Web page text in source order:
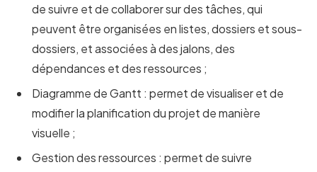
de suivre et de collaborer sur des tâches, qui
peuvent être organisées en listes, dossiers et sous-
dossiers, et associées à des jalons, des
dépendances et des ressources ;
Diagramme de Gantt : permet de visualiser et de
modifier la planification du projet de manière
visuelle ;
Gestion des ressources : permet de suivre